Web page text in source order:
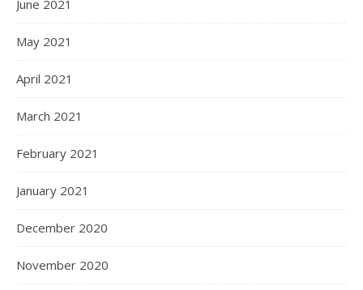
June 2021
May 2021
April 2021
March 2021
February 2021
January 2021
December 2020
November 2020